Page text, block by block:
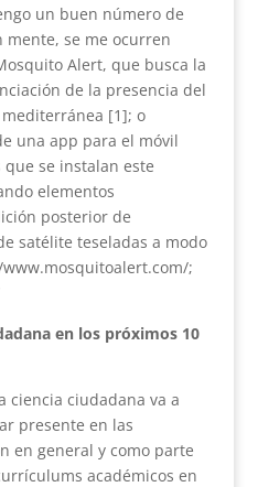
un buen número de
mente, se me ocurren
Alert, que busca la
de la presencia del
[1]; o
una app para el móvil
se instalan este
elementos
posterior de
satélite teseladas a modo
;
en los próximos 10
ciencia ciudadana va a
presente en las
en general y como parte
académicos en